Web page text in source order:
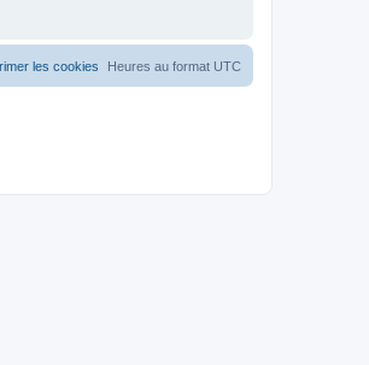
Heures au format UTC
les cookies